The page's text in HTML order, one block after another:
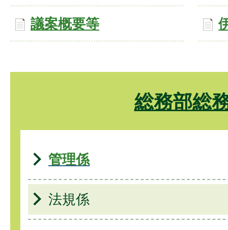
議案概要等
総務部総
管理係
法規係